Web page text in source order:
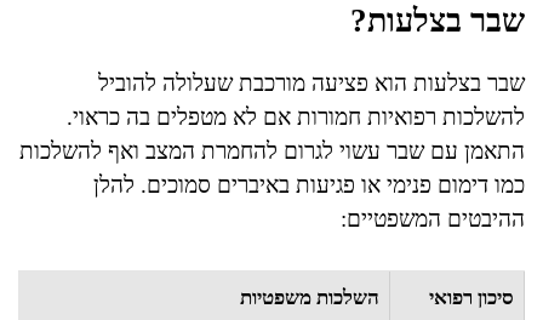
שבר בצלעות?
שבר בצלעות הוא פציעה מורכבת שעלולה להוביל
להשלכות רפואיות חמורות אם לא מטפלים בה כראוי.
התאמן עם שבר עשוי לגרום להחמרת המצב ואף להשלכות
כמו דימום פנימי או פגיעות באיברים סמוכים. להלן
ההיבטים המשפטיים:
סיכון רפואי השלכות משפטיות